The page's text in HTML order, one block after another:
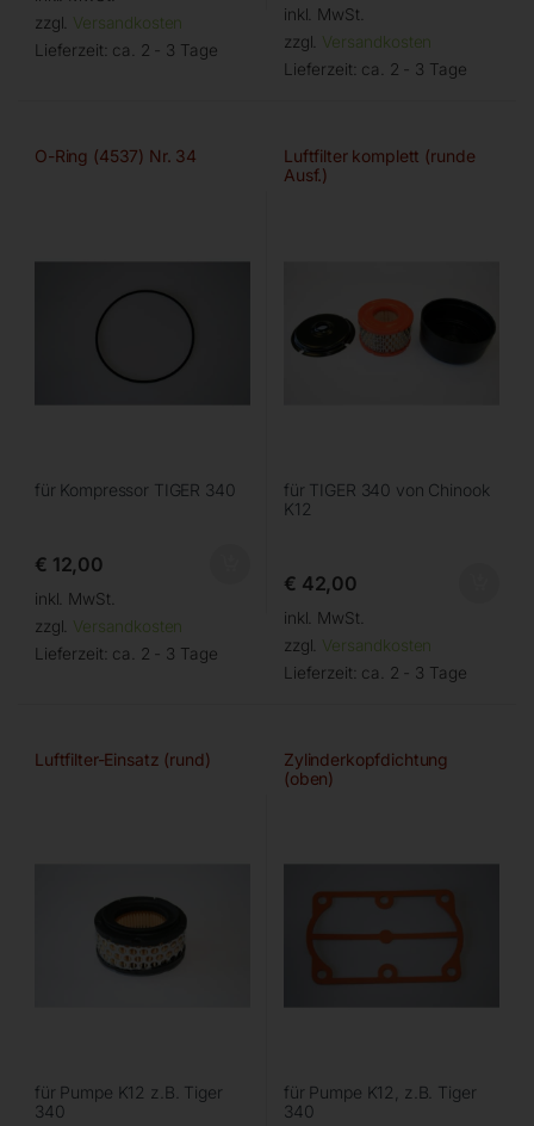
zzgl. Versandkosten
Lieferzeit: ca. 2 - 3 Tage
inkl. MwSt.
zzgl. Versandkosten
Lieferzeit: ca. 2 - 3 Tage
O-Ring (4537) Nr. 34
für Kompressor TIGER 340
€ 12,00
inkl. MwSt.
zzgl. Versandkosten
Lieferzeit: ca. 2 - 3 Tage
Luftfilter komplett (runde
Ausf.)
für TIGER 340 von Chinook
K12
€ 42,00
inkl. MwSt.
zzgl. Versandkosten
Lieferzeit: ca. 2 - 3 Tage
Luftfilter-Einsatz (rund)
für Pumpe K12 z.B. Tiger
340
Zylinderkopfdichtung
(oben)
für Pumpe K12, z.B. Tiger
340